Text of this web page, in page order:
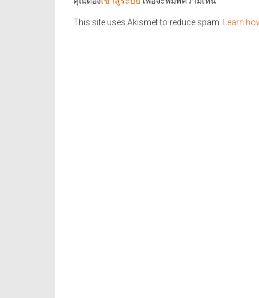
This site uses Akismet to reduce spam. Learn